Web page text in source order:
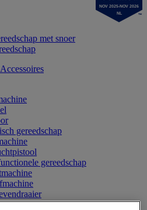
met snoer
gereedschap
gereedschap
NOV 2025-NOV 2026
NL